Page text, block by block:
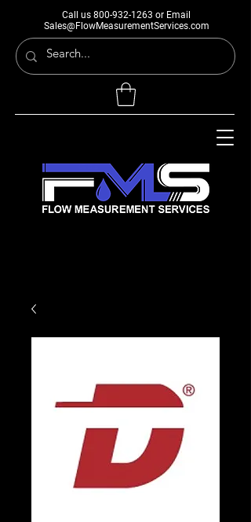
Call us 800-932-1263 or Email
Sales@FlowMeasurementServices.com